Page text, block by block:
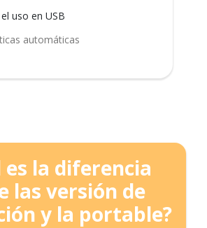
uso en USB
automáticas
es la diferencia
las versión de
y la portable?